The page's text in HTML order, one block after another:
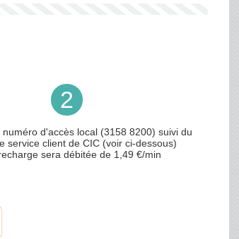
2
d'accès local (3158 8200) suivi du
service client de CIC (voir ci-dessous)
sera débitée de 1,49 €/min